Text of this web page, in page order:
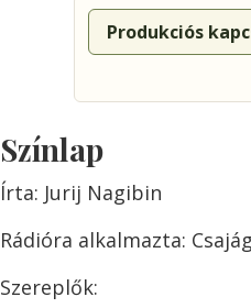
Produkciós
Színlap
Írta: Jurij Nagibin
Rádióra alkalmazta:
Szereplők: